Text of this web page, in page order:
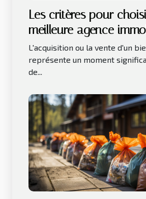
Les critères pour
meilleure agence
Toulouse
L'acquisition ou la vente d'un
représente un moment
de...